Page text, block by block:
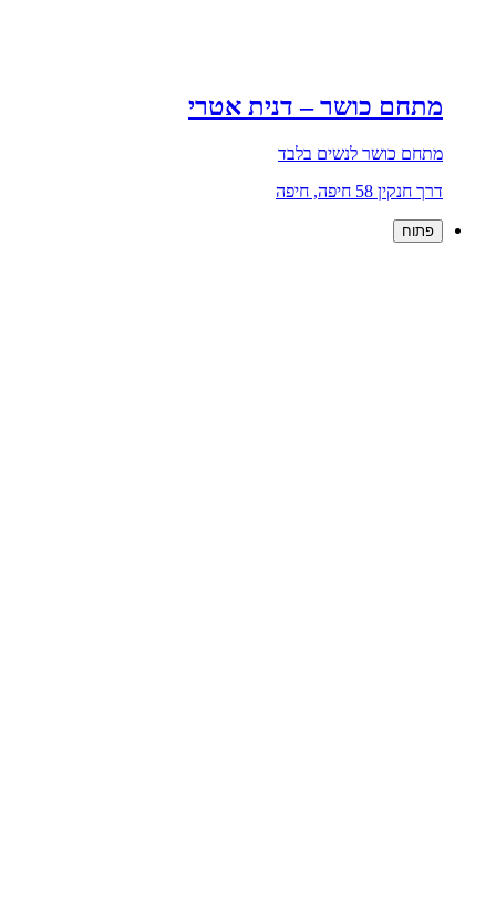
מתחם כושר – דנית אטרי
מתחם כושר לנשים בלבד
דרך חנקין 58 חיפה, חיפה
פתוח